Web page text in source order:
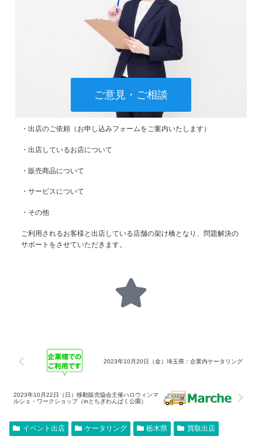
ご意見・ご相談
・出店のご依頼（お申し込みフォームをご案内いたします）
・出店しているお店について
・販売商品について
・サービスについて
・その他
ご利用されるお客様と出店している店舗の架け橋となり、問題解決の
サポートをさせていただきます。
2023年10月20日（金）埼玉県：企業内ケータリング
2023年10月22日（日）移動販売協会主催ハロウィンマ
ルシェ・ワークショップ（inとちぎわんぱく公園）
イベント出店 ケータリング 栃木県 買取出店